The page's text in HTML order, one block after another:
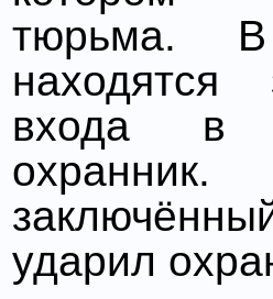
тюрьма.
входа в
ударил